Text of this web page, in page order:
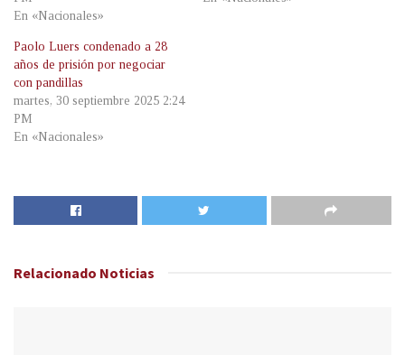
En «Nacionales»
Paolo Luers condenado a 28
años de prisión por negociar
con pandillas
martes, 30 septiembre 2025 2:24
PM
En «Nacionales»
Relacionado Noticias